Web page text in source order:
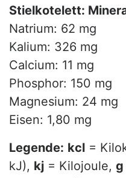
Stielkotelett:
Natrium: 62 mg
Kalium: 326 mg
Calcium: 11 mg
Phosphor: 150 mg
Magnesium: 24 mg
Eisen: 1,80 mg
Legende: kcl =
kJ), kj = Kilojoule, g